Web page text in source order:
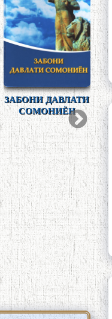
ФОЛКЛОРИ
ГОҶИКОНИ
АФЮНИСГОН